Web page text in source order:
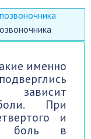
именно
зависит
При
и
боль в